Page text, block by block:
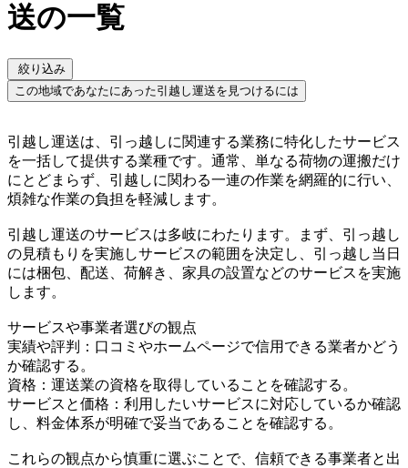
送の一覧
絞り込み
この地域であなたにあった引越し運送を見つけるには
引越し運送は、引っ越しに関連する業務に特化したサービス
を一括して提供する業種です。通常、単なる荷物の運搬だけ
にとどまらず、引越しに関わる一連の作業を網羅的に行い、
煩雑な作業の負担を軽減します。
引越し運送のサービスは多岐にわたります。まず、引っ越し
の見積もりを実施しサービスの範囲を決定し、引っ越し当日
には梱包、配送、荷解き、家具の設置などのサービスを実施
します。
サービスや事業者選びの観点
実績や評判：口コミやホームページで信用できる業者かどう
か確認する。
資格：運送業の資格を取得していることを確認する。
サービスと価格：利用したいサービスに対応しているか確認
し、料金体系が明確で妥当であることを確認する。
これらの観点から慎重に選ぶことで、信頼できる事業者と出